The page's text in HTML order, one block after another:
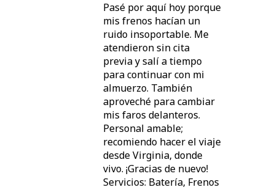
Pasé por aquí hoy porque
mis frenos hacían un
ruido insoportable. Me
atendieron sin cita
previa y salí a tiempo
para continuar con mi
almuerzo. También
aproveché para cambiar
mis faros delanteros.
Personal amable;
recomiendo hacer el viaje
desde Virginia, donde
vivo. ¡Gracias de nuevo!
Servicios: Batería, Frenos